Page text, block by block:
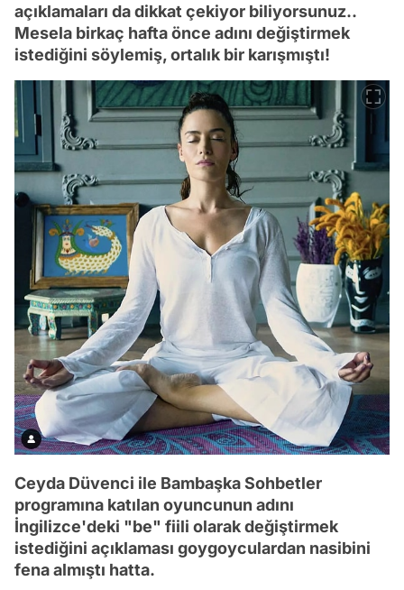
açıklamaları da dikkat çekiyor biliyorsunuz..
Mesela birkaç hafta önce adını değiştirmek
istediğini söylemiş, ortalık bir karışmıştı!
Ceyda Düvenci ile Bambaşka Sohbetler
programına katılan oyuncunun adını
İngilizce'deki "be" fiili olarak değiştirmek
istediğini açıklaması goygoyculardan nasibini
fena almıştı hatta.